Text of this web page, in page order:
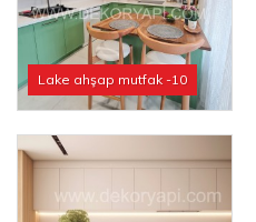
Lake ahşap mutfak -10